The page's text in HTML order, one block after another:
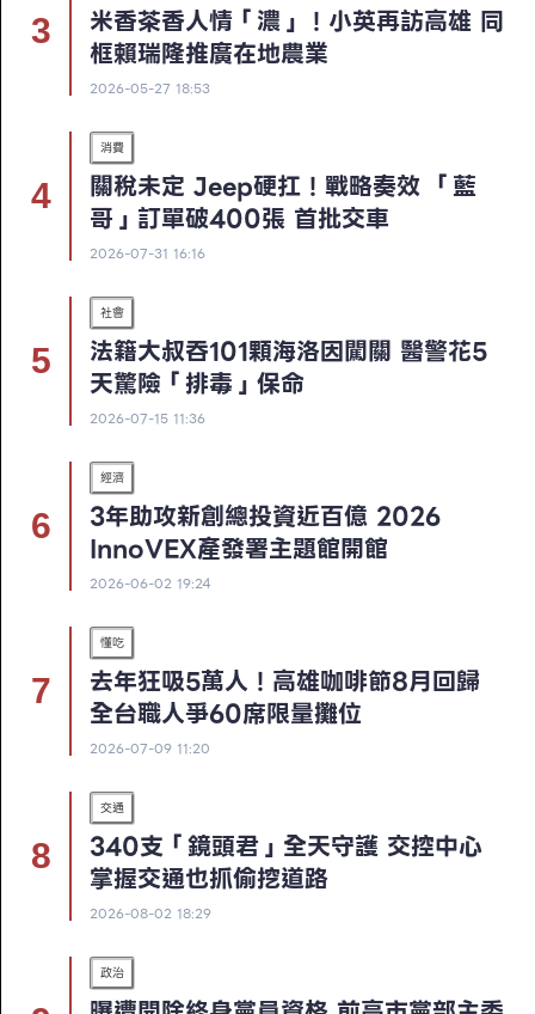
米香茶香人情「濃」！小英再訪高雄 同
框賴瑞隆推廣在地農業
2026-05-27 18:53
消費
關稅未定 Jeep硬扛！戰略奏效 「藍
哥」訂單破400張 首批交車
2026-07-31 16:16
社會
法籍大叔吞101顆海洛因闖關 醫警花5
天驚險「排毒」保命
2026-07-15 11:36
經濟
3年助攻新創總投資近百億 2026
InnoVEX產發署主題館開館
2026-06-02 19:24
懂吃
去年狂吸5萬人！高雄咖啡節8月回歸
全台職人爭60席限量攤位
2026-07-09 11:20
交通
340支「鏡頭君」全天守護 交控中心
掌握交通也抓偷挖道路
2026-08-02 18:29
政治